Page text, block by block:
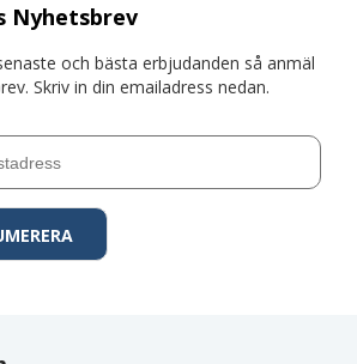
Nyhetsbrev
och bästa erbjudanden så anmäl
Skriv in din emailadress nedan.